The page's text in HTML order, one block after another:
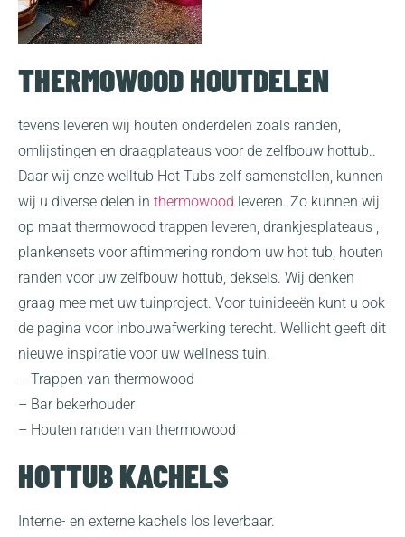
THERMOWOOD HOUTDELEN
tevens leveren wij houten onderdelen zoals randen,
omlijstingen en draagplateaus voor de zelfbouw hottub..
Daar wij onze welltub Hot Tubs zelf samenstellen, kunnen
wij u diverse delen in thermowood leveren. Zo kunnen wij
op maat thermowood trappen leveren, drankjesplateaus ,
plankensets voor aftimmering rondom uw hot tub, houten
randen voor uw zelfbouw hottub, deksels. Wij denken
graag mee met uw tuinproject. Voor tuinideeën kunt u ook
de pagina voor inbouwafwerking terecht. Wellicht geeft dit
nieuwe inspiratie voor uw wellness tuin.
– Trappen van thermowood
– Bar bekerhouder
– Houten randen van thermowood
HOTTUB KACHELS
Interne- en externe kachels los leverbaar.